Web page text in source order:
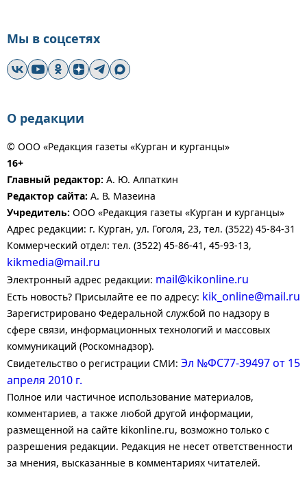
Мы в соцсетях
О редакции
© ООО «Редакция газеты «Курган и курганцы»
16+
Главный редактор: А. Ю. Алпаткин
Редактор сайта: А. В. Мазеина
Учредитель: ООО «Редакция газеты «Курган и курганцы»
Адрес редакции: г. Курган, ул. Гоголя, 23, тел. (3522) 45-84-31
Коммерческий отдел: тел. (3522) 45-86-41, 45-93-13,
kikmedia@mail.ru
Электронный адрес редакции: mail@kikonline.ru
Есть новость? Присылайте ее по адресу: kik_online@mail.ru
Зарегистрировано Федеральной службой по надзору в
сфере связи, информационных технологий и массовых
коммуникаций (Роскомнадзор).
Свидетельство о регистрации СМИ: Эл №ФС77-39497 от 15
апреля 2010 г.
Полное или частичное использование материалов,
комментариев, а также любой другой информации,
размещенной на сайте kikonline.ru, возможно только с
разрешения редакции. Редакция не несет ответственности
за мнения, высказанные в комментариях читателей.